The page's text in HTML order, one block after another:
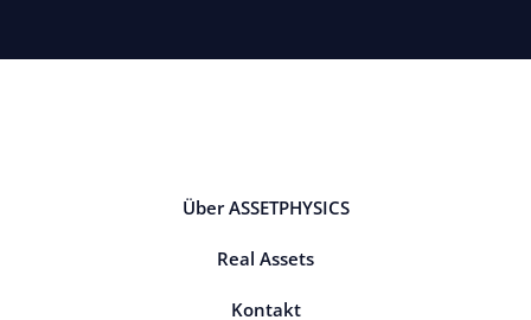
Über ASSETPHYSICS
Real Assets
Kontakt